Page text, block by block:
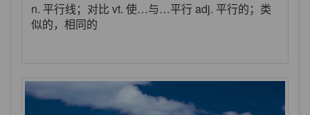
n. 平行线；对比 vt. 使…与…平行 adj. 平行的；类
似的，相同的